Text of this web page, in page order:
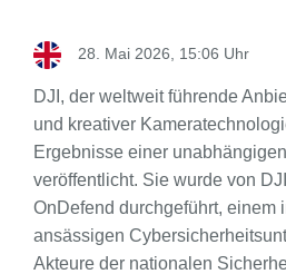
28. Mai 2026, 15:06 Uhr
DJI, der weltweit führende
und kreativer
Ergebnisse einer
veröffentlicht. Sie wurde von
OnDefend durchgeführt, einem
ansässigen
Akteure der nationalen